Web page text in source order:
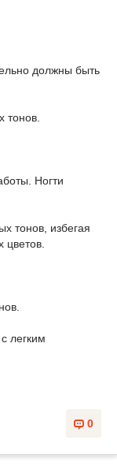
должны быть
тонов.
Ногти
тонов, избегая
легким
0